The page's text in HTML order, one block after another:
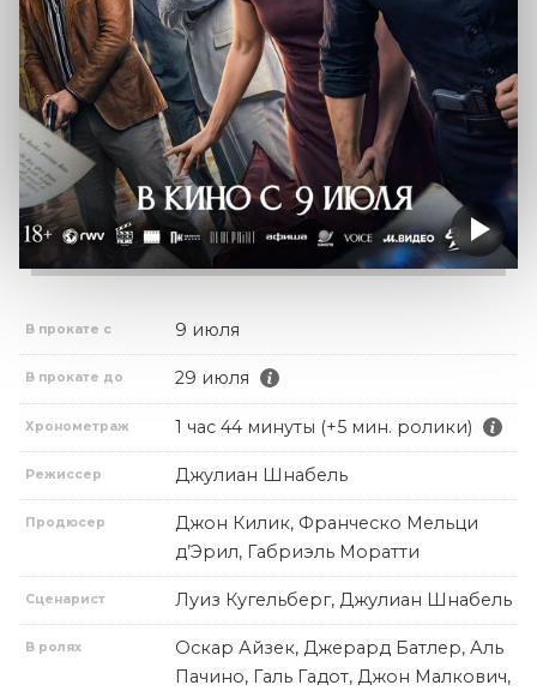
В прокате с 9 июля
В прокате до 29 июля
Хронометраж 1 час 44 минуты (+5 мин. ролики)
Режиссер Джулиан Шнабель
Продюсер
Джон Килик, Франческо Мельци
д’Эрил, Габриэль Моратти
Сценарист Луиз Кугельберг, Джулиан Шнабель
В ролях
Оскар Айзек, Джерард Батлер, Аль
Пачино, Галь Гадот, Джон Малкович,